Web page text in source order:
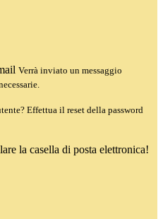
Verrà inviato un messaggio
Effettua il reset della password
la casella di posta elettronica!